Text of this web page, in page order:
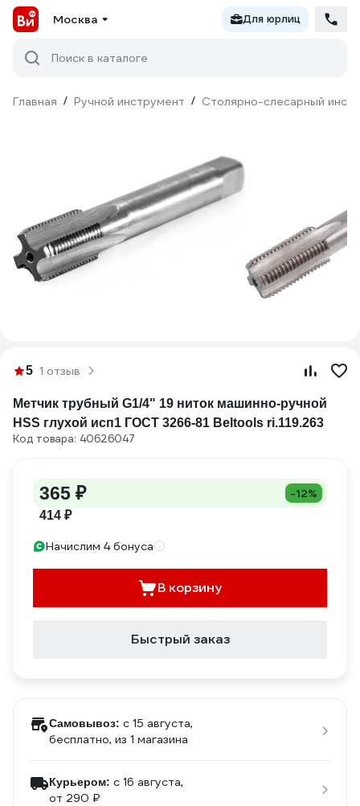
Москва Для юрлиц
Поиск в каталоге
Главная / Ручной инструмент / Столярно-слесарный
5 1 отзыв
Метчик трубный G1/4" 19 ниток машинно-ручной
HSS глухой исп1 ГОСТ 3266-81 Beltools ri.119.263
Код товара: 40626047
365 ₽ -12%
414 ₽
Начислим 4 бонуса
В корзину
Быстрый заказ
Самовывоз: c 15 августа,
бесплатно, из 1 магазина
Курьером: c 16 августа,
от 290 ₽